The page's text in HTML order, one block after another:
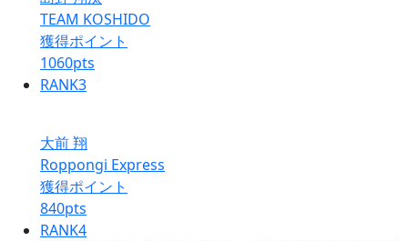
TEAM KOSHIDO
獲得ポイント
1060pts
RANK3
大前 翔
Roppongi Express
獲得ポイント
840pts
RANK4